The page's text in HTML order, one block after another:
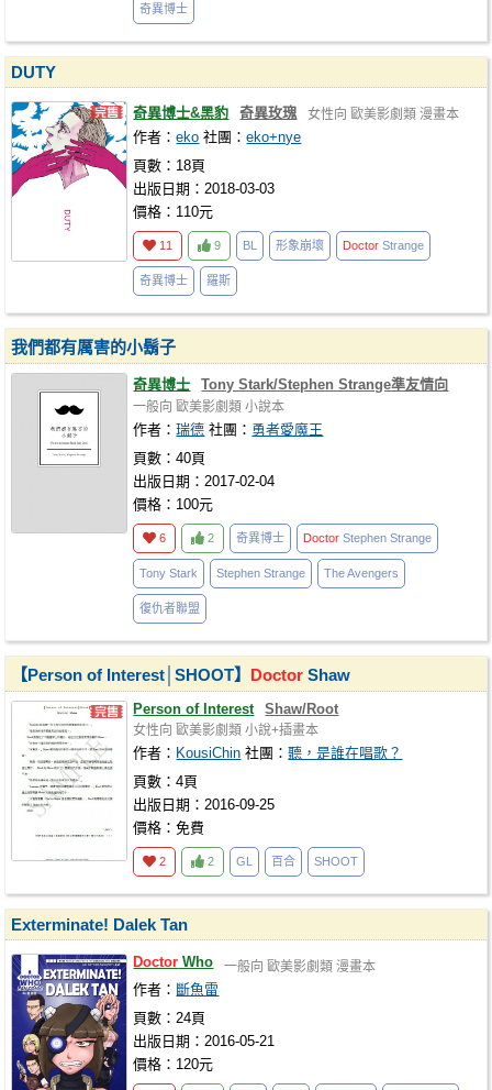
奇異博士
DUTY
奇異博士&黑豹 奇異玫瑰 女性向 歐美影劇類 漫畫本
作者：eko 社團：eko+nye
頁數：18頁
出版日期：2018-03-03
價格：110元
11 9 BL 形象崩壞 Doctor Strange
奇異博士 羅斯
我們都有厲害的小鬍子
奇異博士 Tony Stark/Stephen Strange準友情向
一般向 歐美影劇類 小說本
作者：瑞德 社團： 勇者愛魔王
頁數：40頁
出版日期：2017-02-04
價格：100元
6 2 奇異博士 Doctor Stephen Strange
Tony Stark Stephen Strange The Avengers
復仇者聯盟
【Person of Interest│SHOOT】 Doctor Shaw
Person of Interest Shaw/Root
女性向 歐美影劇類 小說+插畫本
作者： KousiChin 社團：聽，是誰在唱歌？
頁數：4頁
出版日期：2016-09-25
價格：免費
2 2 GL 百合 SHOOT
Exterminate! Dalek Tan
Doctor Who 一般向 歐美影劇類 漫畫本
作者： 斷魚雷
頁數：24頁
出版日期：2016-05-21
價格：120元